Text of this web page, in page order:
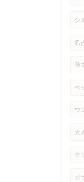
シ
名
秋
べ
ワ
大
ク
ガ